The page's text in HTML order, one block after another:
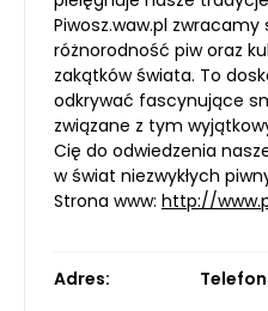
Piwosz.waw.pl
różnorodność piw oraz
zakątków świata. To
odkrywać fascynujące
związane z tym
Cię do odwiedzenia
w świat niezwykłych
Strona www: http://
Adres: